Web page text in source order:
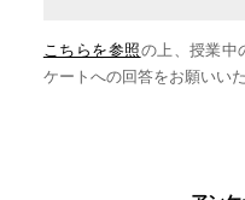
こちらを参照の上、授業中
ケートへの回答をお願いいた